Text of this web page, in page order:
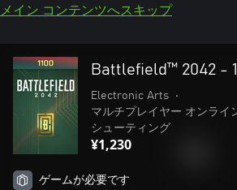
メイン コンテンツへスキップ
Battlefield™ 2042 -
Electronic Arts
•
マルチプレイヤー オンライ
シューティング
¥1,230
ゲームが必要です